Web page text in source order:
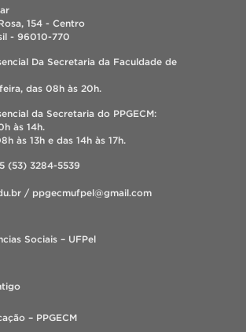
154 - Centro
- 96010-770
Da Secretaria da Faculdade de
das 08h às 20h.
da Secretaria do PPGECM:
às 14h.
às 13h e das 14h às 17h.
(53) 3284-5539
/ ppgecmufpel@gmail.com
Sociais – UFPel
– PPGECM